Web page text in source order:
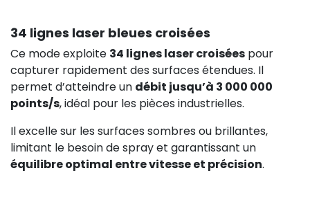
34 lignes laser bleues croisées
Ce mode exploite 34 lignes laser croisées pour
capturer rapidement des surfaces étendues. Il
permet d’atteindre un débit jusqu’à 3 000 000
points/s, idéal pour les pièces industrielles.
Il excelle sur les surfaces sombres ou brillantes,
limitant le besoin de spray et garantissant un
équilibre optimal entre vitesse et précision.